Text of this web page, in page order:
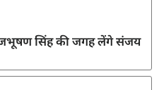
सिंह की जगह लेंगे संजय